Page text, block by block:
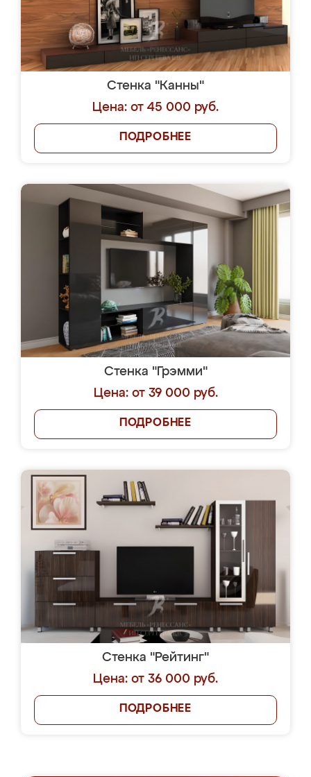
Стенка "Канны"
Цена: от 45 000 руб.
ПОДРОБНЕЕ
Стенка "Грэмми"
Цена: от 39 000 руб.
ПОДРОБНЕЕ
Стенка "Рейтинг"
Цена: от 36 000 руб.
ПОДРОБНЕЕ